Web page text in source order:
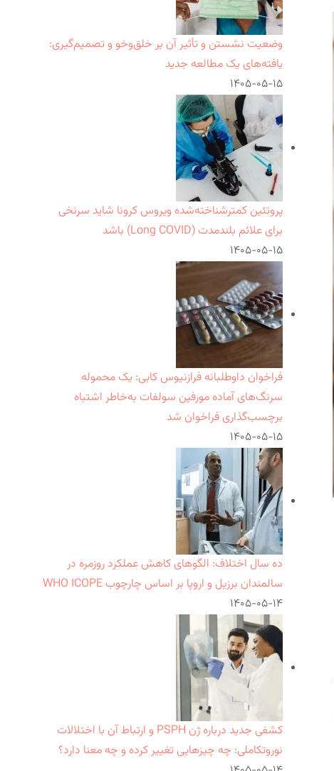
وضعیت نشستن و تأثیر آن بر خلق‌وخو و تصمیم‌گیری:
یافته‌های یک مطالعه جدید
۱۴۰۵-۰۵-۱۵
پروتئین کمترشناخته‌شده ویروس کرونا شاید سرنخی
برای علائم بلندمدت (Long COVID) باشد
۱۴۰۵-۰۵-۱۵
فراخوان داوطلبانه فرازنیوس کابی: یک محموله
سرنگ‌های آماده مورفین سولفات به‌خاطر اشتباه
برچسب‌گذاری فراخوان شد
۱۴۰۵-۰۵-۱۵
ده سال اختلاف: الگوهای کاهش عملکرد روزمره در
سالمندان برزیل و اروپا بر اساس چارچوب WHO ICOPE
۱۴۰۵-۰۵-۱۴
کشفی جدید درباره ژن PSPH و ارتباط آن با اختلالات
نوروتکاملی: چه چیزهایی تغییر کرده و چه معنا دارد؟